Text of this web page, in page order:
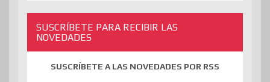
SUSCRÍBETE PARA RECIBIR LAS
NOVEDADES
SUSCRÍBETE A LAS NOVEDADES POR RSS